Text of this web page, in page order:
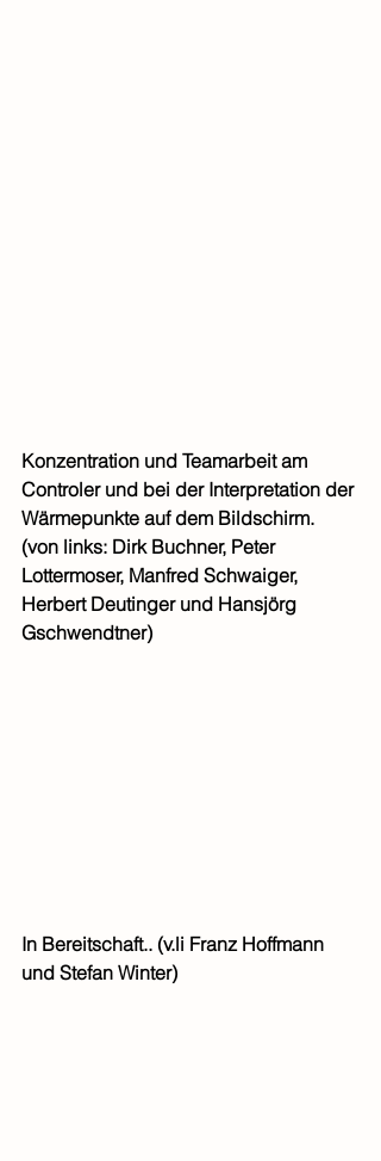
Konzentration und Teamarbeit am
Controler und bei der Interpretation der
Wärmepunkte auf dem Bildschirm.
(von links: Dirk Buchner, Peter
Lottermoser, Manfred Schwaiger,
Herbert Deutinger und Hansjörg
Gschwendtner)
In Bereitschaft.. (v.li Franz Hoffmann
und Stefan Winter)